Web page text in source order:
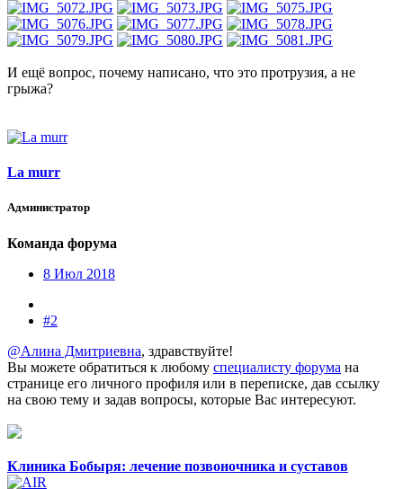
И ещё вопрос, почему написано, что это протрузия, а не
грыжа?
La murr
Администратор
Команда форума
8 Июл 2018
#2
@Алина Дмитриевна, здравствуйте!
Вы можете обратиться к любому специалисту форума на
странице его личного профиля или в переписке, дав ссылку
на свою тему и задав вопросы, которые Вас интересуют.
Клиника Бобыря: лечение позвоночника и суставов